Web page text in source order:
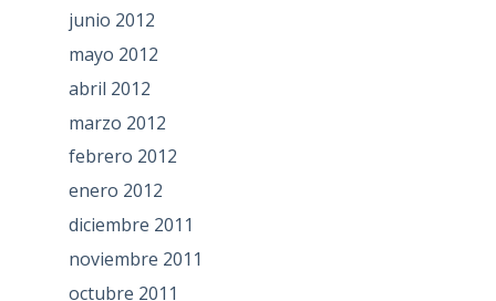
junio 2012
mayo 2012
abril 2012
marzo 2012
febrero 2012
enero 2012
diciembre 2011
noviembre 2011
octubre 2011